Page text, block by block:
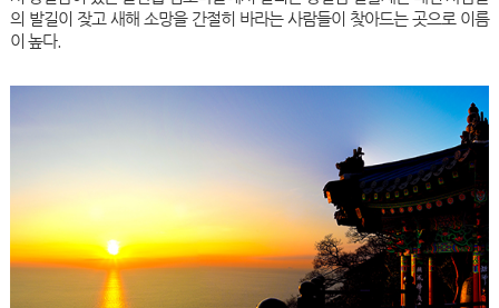
의 발길이 잦고 새해 소망을 간절히 바라는 사람들이 찾아드는 곳으로 이름
이 높다.